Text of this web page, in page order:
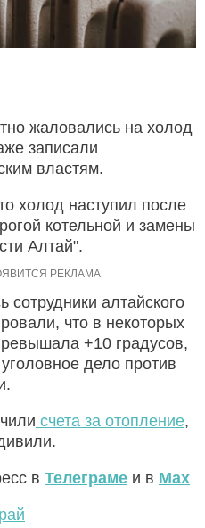
жаловались на холод
записали
властям.
холод наступил после
котельной и замены
Алтай".
сотрудники алтайского
что в некоторых
+10 градусов,
дело против
счета за отопление,
в Телеграме и в Max